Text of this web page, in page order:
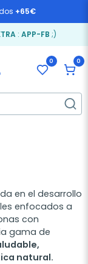
+65€
: APP-FB ;)
0 0
en el desarrollo
enfocados a
con
gama de
natural.